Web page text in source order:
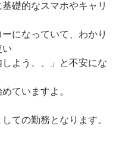
礎的なスマホやキャリ
になっていて、わかり
い
よう、、」と不安にな
ていますよ。
ての勤務となります。